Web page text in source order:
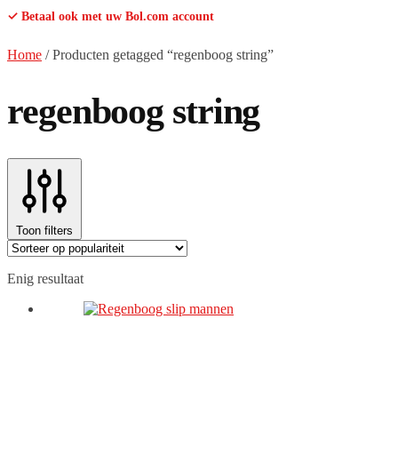
✓ Betaal ook met uw Bol.com account
Home /Producten getagged “regenboog string”
regenboog string
Toon filters
Enig resultaat